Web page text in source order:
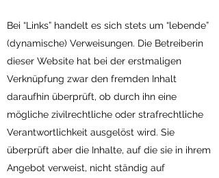
Bei “Links” handelt es sich stets um “lebende”
(dynamische) Verweisungen. Die Betreiberin
dieser Website hat bei der erstmaligen
Verknüpfung zwar den fremden Inhalt
daraufhin überprüft, ob durch ihn eine
mögliche zivilrechtliche oder strafrechtliche
Verantwortlichkeit ausgelöst wird. Sie
überprüft aber die Inhalte, auf die sie in ihrem
Angebot verweist, nicht ständig auf